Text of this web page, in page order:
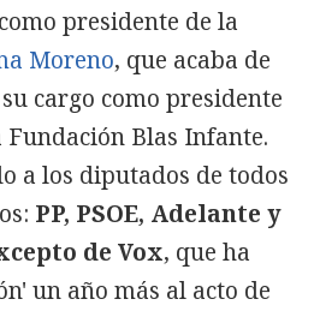
presidente de la
Moreno, que acaba de
cargo como presidente
Blas Infante.
a los diputados de todos
PP, PSOE, Adelante y
de Vox, que ha
un año más al acto de